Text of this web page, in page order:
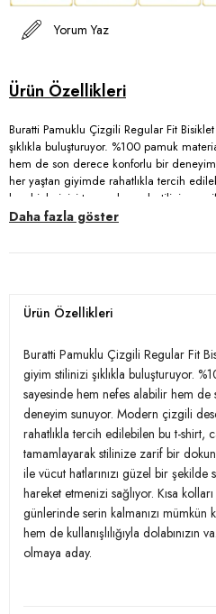
Yorum Yaz
Buratti Pamuklu Çizgili Regular Fit
şıklıkla buluşturuyor. %100 pamuk
hem de son derece konforlu bir
her yaştan giyimde rahatlıkla tercih
kombinlerinizi tamamlayarak stilinize
kalıbı ile vücut hatlarınızı güzel bir
mümkün kılan Buratti t-shirt, hem şıklığı
Model: T Shirt
Giyim Tarzı:Günlük/Casual
Desen: Çizgili
Materyal: % 100 Pamuk
Yaka Tipi:Bisiklet Yaka
Kol Tipi: Kısa Kol
Kalıp Bilgisi:Regular Fit
Manken Bedeni:
Daha fazla göster
Ürün Özellikleri
Buratti Pamuklu Çizgili Regular Fit
giyim stilinizi şıklıkla buluşturuyor.
sayesinde hem nefes alabilir hem
deneyim sunuyor. Modern çizgili
rahatlıkla tercih edilebilen bu t-shirt,
tamamlayarak stilinize zarif bir
ile vücut hatlarınızı güzel bir
hareket etmenizi sağlıyor. Kısa
günlerinde serin kalmanızı mümkün
hem de kullanışlılığıyla
olmaya aday.